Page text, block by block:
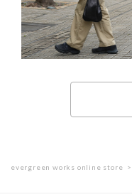
evergreen works online store